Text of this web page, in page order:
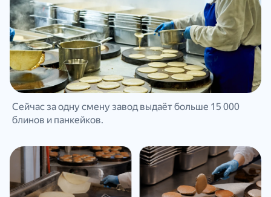
Сейчас за одну смену завод выдаёт больше 15 000
блинов и панкейков.